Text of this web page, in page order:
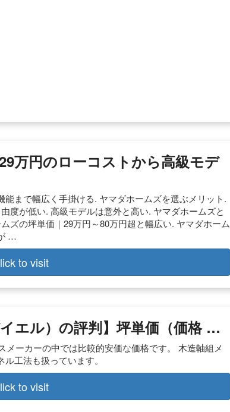
万円のローコストから高級モデ
まで幅広く手掛ける. ヤマダホームズを選ぶメリット.
度が低い. 高級モデルは意外と高い. ヤマダホームズと
ズの坪単価｜29万円～80万円超と幅広い. ヤマダホーム
…
to visit
エル）の評判】坪単価（価格 …
ーカーの中では比較的安価な価格です。 木造軸組メ
工法も扱っています。
to visit